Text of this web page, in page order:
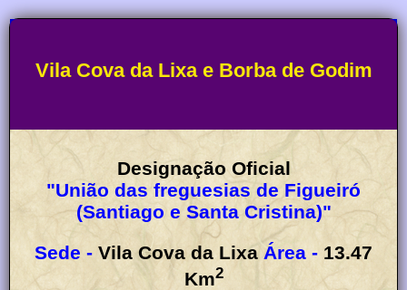
Vila Cova da Lixa e Borba de Godim
Designação Oficial
"União das freguesias de Figueiró
(Santiago e Santa Cristina)"
Sede - Vila Cova da Lixa Área - 13.47
Km2